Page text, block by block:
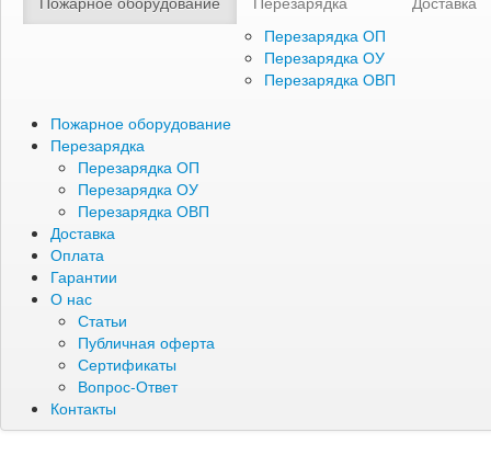
Перезарядка ОП
Перезарядка ОУ
Перезарядка ОВП
Пожарное оборудование
Перезарядка
Перезарядка ОП
Перезарядка ОУ
Перезарядка ОВП
Доставка
Оплата
Гарантии
О нас
Статьи
Публичная оферта
Сертификаты
Вопрос-Ответ
Контакты